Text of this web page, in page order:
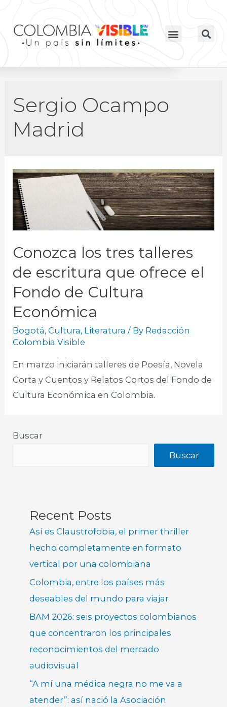
Sergio Ocampo
Madrid
Conozca los tres talleres
de escritura que ofrece el
Fondo de Cultura
Económica
Bogotá,Cultura, Literatura / By Redacción
Colombia Visible
En marzo iniciarán talleres de Poesía, Novela
Corta y Cuentos y Relatos Cortos del Fondo de
Cultura Económica en Colombia.
Buscar
Buscar
Recent Posts
Así es Claustrofobia, el primer thriller
hecho completamente en formato
vertical por una colombiana
Colombia, entre los países más
deseables del mundo para viajar
BAM 2026: seis proyectos colombianos
que concentraron los principales
reconocimientos del mercado
audiovisual
“A mí una médica negra no me va a
atender”: así nació la Asociación